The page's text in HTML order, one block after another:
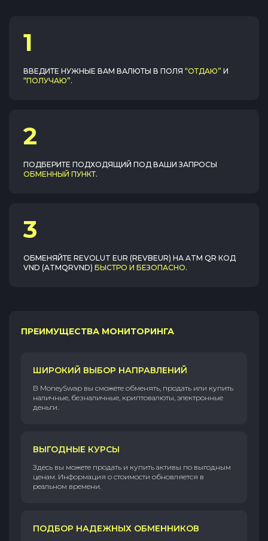
1
ВВЕДИТЕ НУЖНЫЕ ВАМ ВАЛЮТЫ В ПОЛЯ “ОТДАЮ” И
“ПОЛУЧАЮ”.
2
ПОДБЕРИТЕ ПОДХОДЯЩИЙ ПОД ВАШИ ЗАПРОСЫ
ОБМЕННЫЙ ПУНКТ.
3
ОБМЕНЯЙТЕ REVOLUT EUR (REVBEUR) НА ATM QR КОД
VND (ATMQRVND) БЫСТРО И БЕЗОПАСНО.
ПРЕИМУЩЕСТВА МОНИТОРИНГА
ШИРОКИЙ ВЫБОР НАПРАВЛЕНИЙ
В MoneySwap вы сможете обменять, продать или купить
наличные, безналичные, криптовалюты, электронные
деньги.
ВЫГОДНЫЕ КУРСЫ
Здесь вы можете продать и купить активы по выгодным
ценам. Информация о стоимости обновляется в
реальном времени.
ПОДБОР НАДЕЖНЫХ ОБМЕННИКОВ